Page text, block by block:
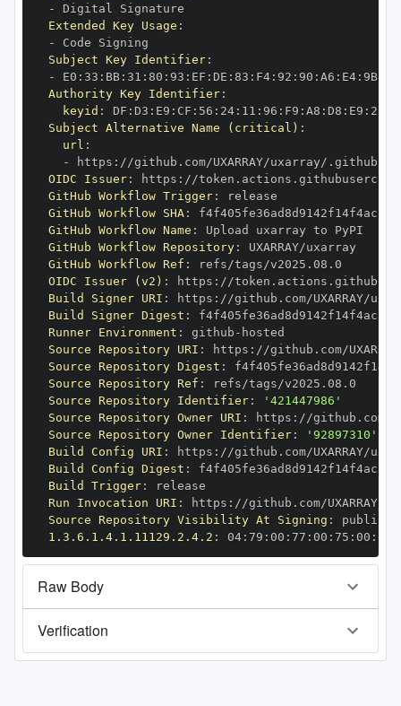
-
Extended Key Usage :
-
Subject Key Identifier:
-
E0 : 33 : BB: 31 : 80 : 93 : EF : DE : 83 : F4: 92 : 90 : A6 : E4: 9B:
Authority Key Identifier:
keyid : DF : D3 : E9 : CF : 56 : 24: 11 : 96 : F9 : A8 : D8 : E9 : 28
Subject Alternative Name (critical) :
url :
-
https :
OIDC Issuer: https :
GitHub Workflow Trigger:
GitHub Workflow SHA:
GitHub Workflow Name :
GitHub Workflow Repository:
GitHub Workflow Ref :
OIDC Issuer (v2) : https :
Build Signer URI : https :
Build Signer Digest :
Runner Environment : github -
Source Repository URI : https :
Source Repository Digest :
Source Repository Ref :
Source Repository Identifier:
'421447986'
Source Repository Owner URI : https :
Source Repository Owner Identifier:
'92897310'
Build Config URI : https :
Build Config Digest :
Build Trigger:
Run Invocation URI : https :
Source Repository Visibility At Signing :
1.3.6.1.4.1.11129.2.4.2 : 04: 79 : 00 : 77 : 00 : 75 : 00 : dd
Raw Body
Verification